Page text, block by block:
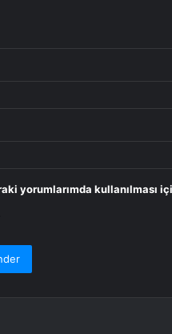
yorumlarımda kullanılması